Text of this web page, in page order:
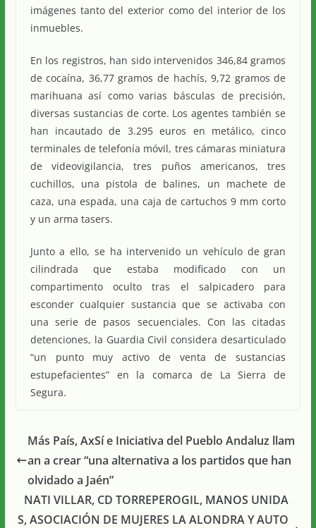
imágenes tanto del exterior como del interior de los
inmuebles.
En los registros, han sido intervenidos 346,84 gramos
de cocaína, 36,77 gramos de hachís, 9,72 gramos de
marihuana así como varias básculas de precisión,
diversas sustancias de corte. Los agentes también se
han incautado de 3.295 euros en metálico, cinco
terminales de telefonía móvil, tres cámaras miniatura
de videovigilancia, tres puños americanos, tres
cuchillos, una pistola de balines, un machete de
caza, una espada, una caja de cartuchos 9 mm corto
y un arma tasers.
Junto a ello, se ha intervenido un vehículo de gran
cilindrada que estaba modificado con un
compartimento oculto tras el salpicadero para
esconder cualquier sustancia que se activaba con
una serie de pasos secuenciales. Con las citadas
detenciones, la Guardia Civil considera desarticulado
“un punto muy activo de venta de sustancias
estupefacientes” en la comarca de La Sierra de
Segura.
Más País, AxSí e Iniciativa del Pueblo Andaluz llam
an a crear “una alternativa a los partidos que han
olvidado a Jaén”
NATI VILLAR, CD TORREPEROGIL, MANOS UNIDA
S, ASOCIACIÓN DE MUJERES LA ALONDRA Y AUTO